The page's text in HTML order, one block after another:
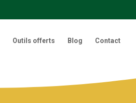
Outils offerts Blog Contact